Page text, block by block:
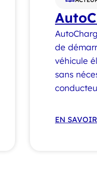
de
véhicule
sans
EN